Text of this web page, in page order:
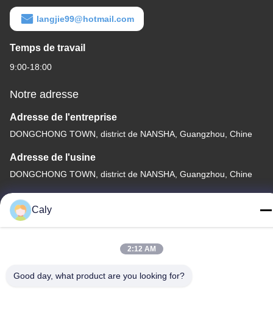
langjie99@hotmail.com
Temps de travail
9:00-18:00
Notre adresse
Adresse de l'entreprise
DONGCHONG TOWN, district de NANSHA, Guangzhou, Chine
Adresse de l'usine
DONGCHONG TOWN, district de NANSHA, Guangzhou, Chine
Télégramme
86--8619898299923
Caly
2:12 AM
Good day, what product are you looking for?